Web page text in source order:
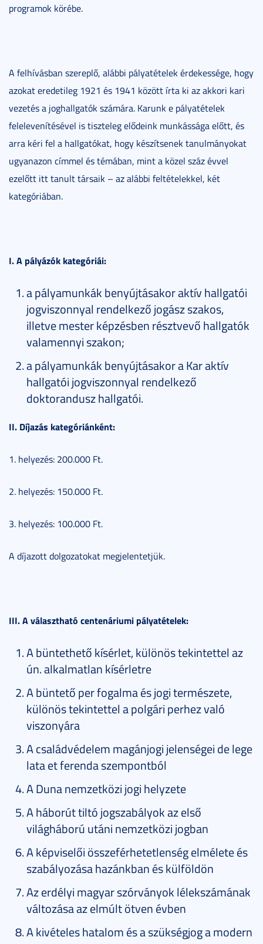
programok körébe.
A felhívásban szereplő, alábbi pályatételek érdekessége, hogy
azokat eredetileg 1921 és 1941 között írta ki az akkori kari
vezetés a joghallgatók számára. Karunk e pályatételek
felelevenítésével is tiszteleg elődeink munkássága előtt, és
arra kéri fel a hallgatókat, hogy készítsenek tanulmányokat
ugyanazon címmel és témában, mint a közel száz évvel
ezelőtt itt tanult társaik – az alábbi feltételekkel, két
kategóriában.
I. A pályázók kategóriái:
a pályamunkák benyújtásakor aktív hallgatói
jogviszonnyal rendelkező jogász szakos,
illetve mester képzésben résztvevő hallgatók
valamennyi szakon;
a pályamunkák benyújtásakor a Kar aktív
hallgatói jogviszonnyal rendelkező
doktorandusz hallgatói.
II. Díjazás kategóriánként:
1. helyezés: 200.000 Ft.
2. helyezés: 150.000 Ft.
3. helyezés: 100.000 Ft.
A díjazott dolgozatokat megjelentetjük.
III. A választható centenáriumi pályatételek:
A büntethető kísérlet, különös tekintettel az
ún. alkalmatlan kísérletre
A büntető per fogalma és jogi természete,
különös tekintettel a polgári perhez való
viszonyára
A családvédelem magánjogi jelenségei de lege
lata et ferenda szempontból
A Duna nemzetközi jogi helyzete
A háborút tiltó jogszabályok az első
világháború utáni nemzetközi jogban
A képviselői összeférhetetlenség elmélete és
szabályozása hazánkban és külföldön
Az erdélyi magyar szórványok lélekszámának
változása az elmúlt ötven évben
A kivételes hatalom és a szükségjog a modern